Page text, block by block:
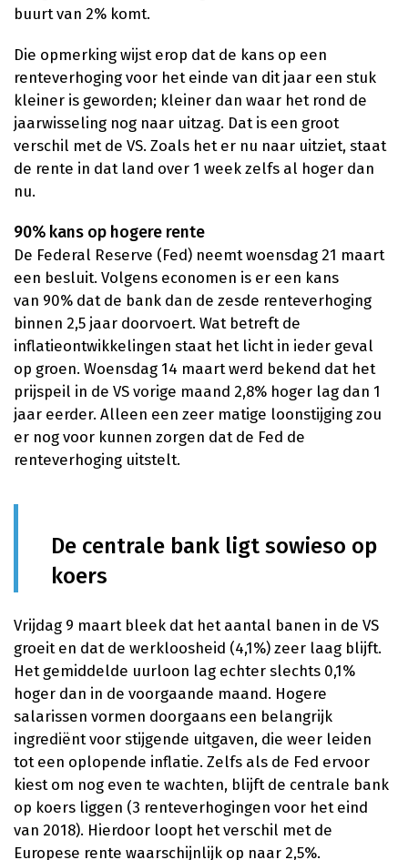
buurt van 2% komt.
Die opmerking wijst erop dat de kans op een
renteverhoging voor het einde van dit jaar een stuk
kleiner is geworden; kleiner dan waar het rond de
jaarwisseling nog naar uitzag. Dat is een groot
verschil met de VS. Zoals het er nu naar uitziet, staat
de rente in dat land over 1 week zelfs al hoger dan
nu.
90% kans op hogere rente
De Federal Reserve (Fed) neemt woensdag 21 maart
een besluit. Volgens economen is er een kans
van 90% dat de bank dan de zesde renteverhoging
binnen 2,5 jaar doorvoert. Wat betreft de
inflatieontwikkelingen staat het licht in ieder geval
op groen. Woensdag 14 maart werd bekend dat het
prijspeil in de VS vorige maand 2,8% hoger lag dan 1
jaar eerder. Alleen een zeer matige loonstijging zou
er nog voor kunnen zorgen dat de Fed de
renteverhoging uitstelt.
De centrale bank ligt sowieso op
koers
Vrijdag 9 maart bleek dat het aantal banen in de VS
groeit en dat de werkloosheid (4,1%) zeer laag blijft.
Het gemiddelde uurloon lag echter slechts 0,1%
hoger dan in de voorgaande maand. Hogere
salarissen vormen doorgaans een belangrijk
ingrediënt voor stijgende uitgaven, die weer leiden
tot een oplopende inflatie. Zelfs als de Fed ervoor
kiest om nog even te wachten, blijft de centrale bank
op koers liggen (3 renteverhogingen voor het eind
van 2018). Hierdoor loopt het verschil met de
Europese rente waarschijnlijk op naar 2,5%.